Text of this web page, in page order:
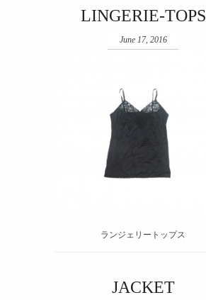
LINGERIE-TOPS
June 17, 2016
ランジェリートップス
JACKET